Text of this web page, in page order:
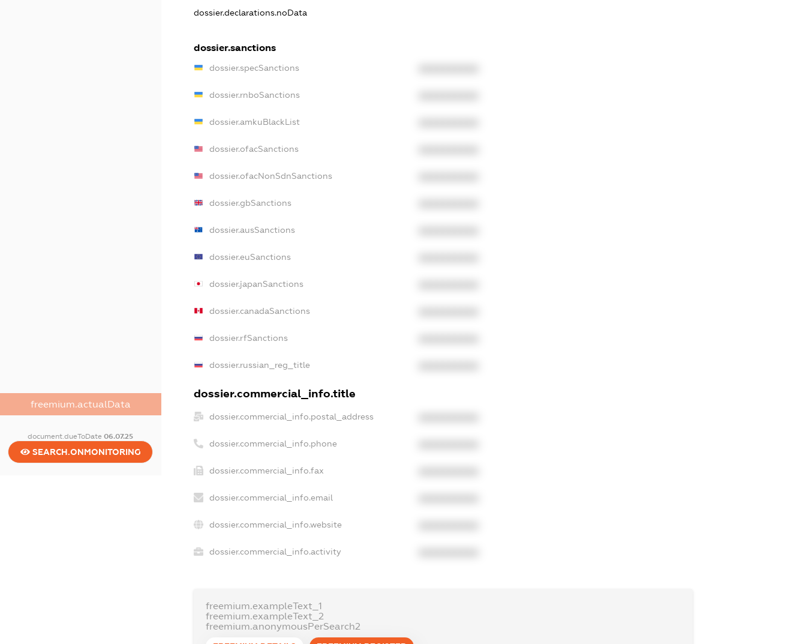
freemium.actualData
document.dueToDate06.07.25
SEARCH.ONMONITORING
dossier.declarations.noData
dossier.sanctions
dossier.specSanctions
dossier.rnboSanctions
dossier.amkuBlackList
dossier.ofacSanctions
dossier.ofacNonSdnSanctions
dossier.gbSanctions
dossier.ausSanctions
dossier.euSanctions
dossier.japanSanctions
dossier.canadaSanctions
dossier.rfSanctions
dossier.russian_reg_title
dossier.commercial_info.title
dossier.commercial_info.postal_address
dossier.commercial_info.phone
dossier.commercial_info.fax
dossier.commercial_info.email
dossier.commercial_info.website
dossier.commercial_info.activity
freemium.exampleText_1
freemium.exampleText_2
freemium.anonymousPerSearch2